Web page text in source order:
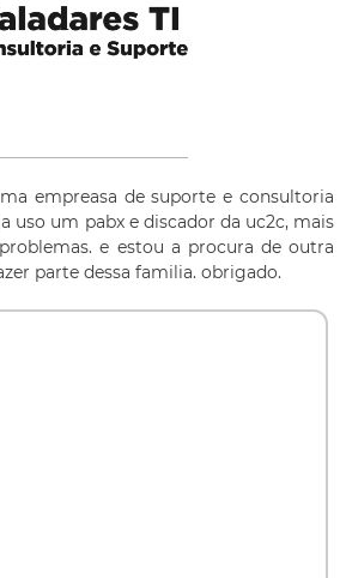
empreasa de suporte e consultoria
uso um pabx e discador da uc2c, mais
e estou a procura de outra
parte dessa familia. obrigado.